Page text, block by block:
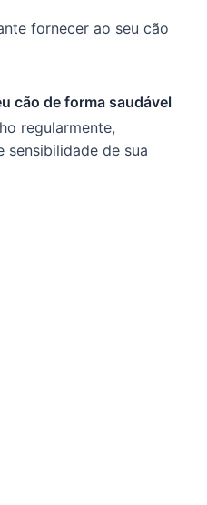
fornecer ao seu cão
cão de forma saudável
regularmente,
sensibilidade de sua